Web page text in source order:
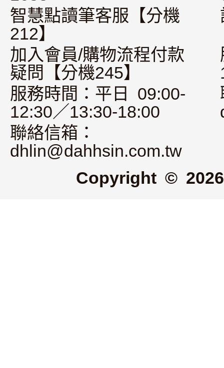
智慧點讀筆客服【分機
212】
加入會員/購物流程付款
疑問【分機245】
服務時間：平日 09:00-
12:30／13:30-18:00
聯絡信箱：
dhlin@dahhsin.com.tw
Copyright ©